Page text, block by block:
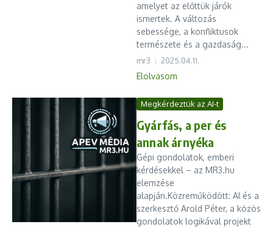
amelyet az előttük járók
ismertek. A változás
sebessége, a konfliktusok
természete és a gazdaság...
mr3 2025.04.11.
Elolvasom
Megkérdeztük az AI-t
Gyárfás, a per és
annak árnyéka
Gépi gondolatok, emberi
kérdésekkel – az MR3.hu
elemzése
alapján.Közreműködött: AI és a
szerkesztő Arold Péter, a közös
gondolatok logikával projekt